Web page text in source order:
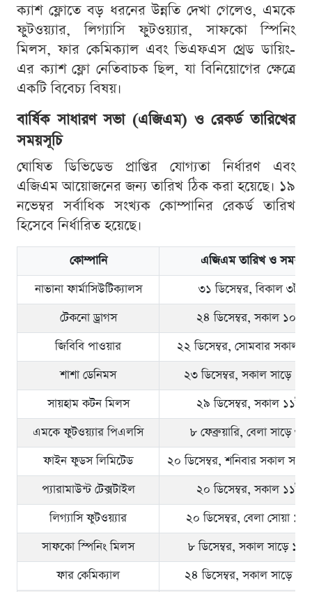
ক্যাশ ফ্লোতে বড় ধরনের উন্নতি দেখা গেলেও, এমকে
ফুটওয়্যার, লিগ্যাসি ফুটওয়্যার, সাফকো স্পিনিং
মিলস, ফার কেমিক্যাল এবং ভিএফএস থ্রেড ডায়িং-
এর ক্যাশ ফ্লো নেতিবাচক ছিল, যা বিনিয়োগের ক্ষেত্রে
একটি বিবেচ্য বিষয়।
বার্ষিক সাধারণ সভা (এজিএম) ও রেকর্ড তারিখের
সময়সূচি
ঘোষিত ডিভিডেন্ড প্রাপ্তির যোগ্যতা নির্ধারণ এবং
এজিএম আয়োজনের জন্য তারিখ ঠিক করা হয়েছে। ১৯
নভেম্বর সর্বাধিক সংখ্যক কোম্পানির রেকর্ড তারিখ
হিসেবে নির্ধারিত হয়েছে।
কোম্পানি
এজিএম তারিখ ও সময়
নাভানা ফার্মাসিউটিক্যালস
৩১ ডিসেম্বর, বিকাল ৩টা
টেকনো ড্রাগস
২৪ ডিসেম্বর, সকাল ১০টা
জিবিবি পাওয়ার
২২ ডিসেম্বর, সোমবার সকাল
শাশা ডেনিমস
২৩ ডিসেম্বর, সকাল সাড়ে
সায়হাম কটন মিলস
২৯ ডিসেম্বর, সকাল ১১টা
এমকে ফুটওয়্যার পিএলসি
৮ ফেব্রুয়ারি, বেলা সাড়ে ৩টা
ফাইন ফুডস লিমিটেড
২০ ডিসেম্বর, শনিবার সকাল সাড়ে
প্যারামাউন্ট টেক্সটাইল
২০ ডিসেম্বর, সকাল ১১টা
লিগ্যাসি ফুটওয়্যার
২০ ডিসেম্বর, বেলা সোয়া
সাফকো স্পিনিং মিলস
৮ ডিসেম্বর, সকাল সাড়ে ১১টা
ফার কেমিক্যাল
২৪ ডিসেম্বর, সকাল সাড়ে